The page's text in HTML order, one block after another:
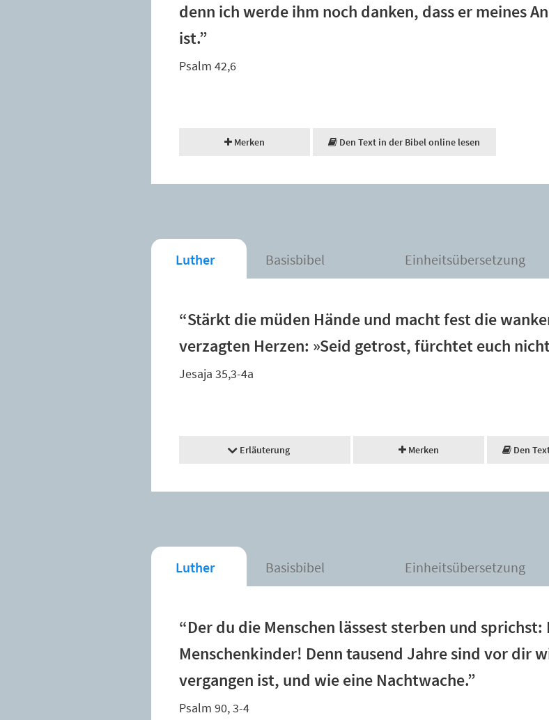
denn ich werde ihm noch danken, dass er meines
ist.”
Psalm 42,6
Merken Den Text in der Bibel online lesen
Luther Basisbibel Einheitsübersetzung
“Stärkt die müden Hände und macht fest die
verzagten Herzen: »Seid getrost, fürchtet euch
Jesaja 35,3-4a
Erläuterung Merken Den
Luther Basisbibel Einheitsübersetzung
“Der du die Menschen lässest sterben und
Menschenkinder! Denn tausend Jahre sind vor dir
vergangen ist, und wie eine Nachtwache.”
Psalm 90, 3-4